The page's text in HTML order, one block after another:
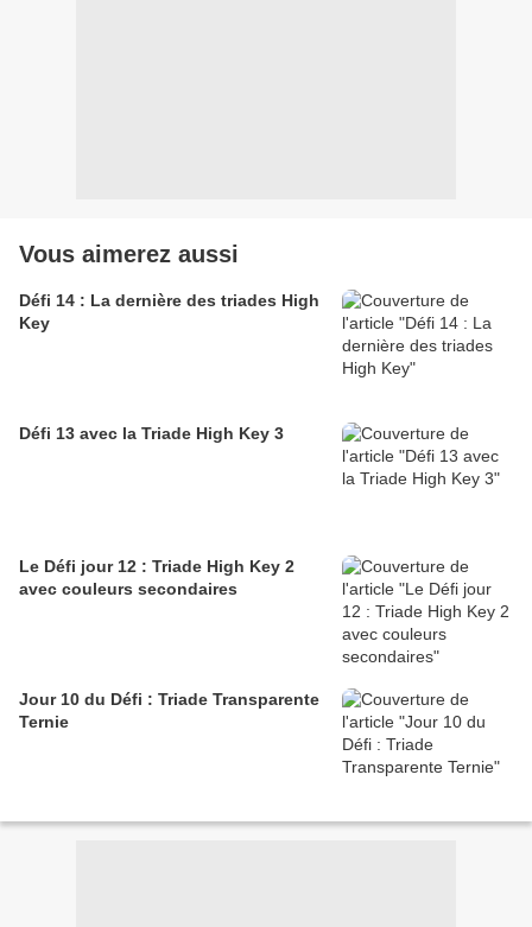
Vous aimerez aussi
Défi 14 : La dernière des triades High
Key
Défi 13 avec la Triade High Key 3
Le Défi jour 12 : Triade High Key 2
avec couleurs secondaires
Jour 10 du Défi : Triade Transparente
Ternie